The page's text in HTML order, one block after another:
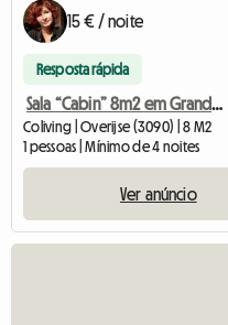
15 € / noite
Resposta rápida
Sala “Cabin” 8m2 em Grande Casa do Artista
Coliving | Overijse (3090) | 8 M2
1 pessoas | Mínimo de 4 noites
Ver anúncio